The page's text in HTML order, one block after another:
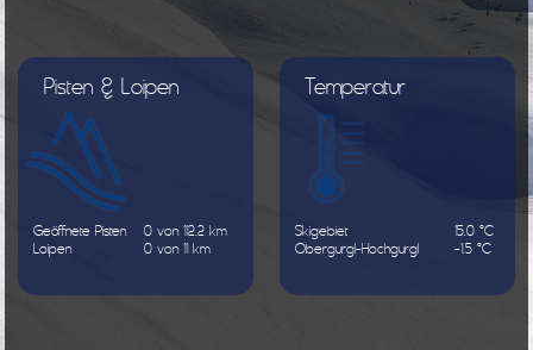
Pisten & Loipen
Geöffnete Pisten
0 von 112.2 km
Loipen
0 von 11 km
Temperatur
Skigebiet
15.0 °C
Obergurgl-Hochgurgl
-1.5 °C